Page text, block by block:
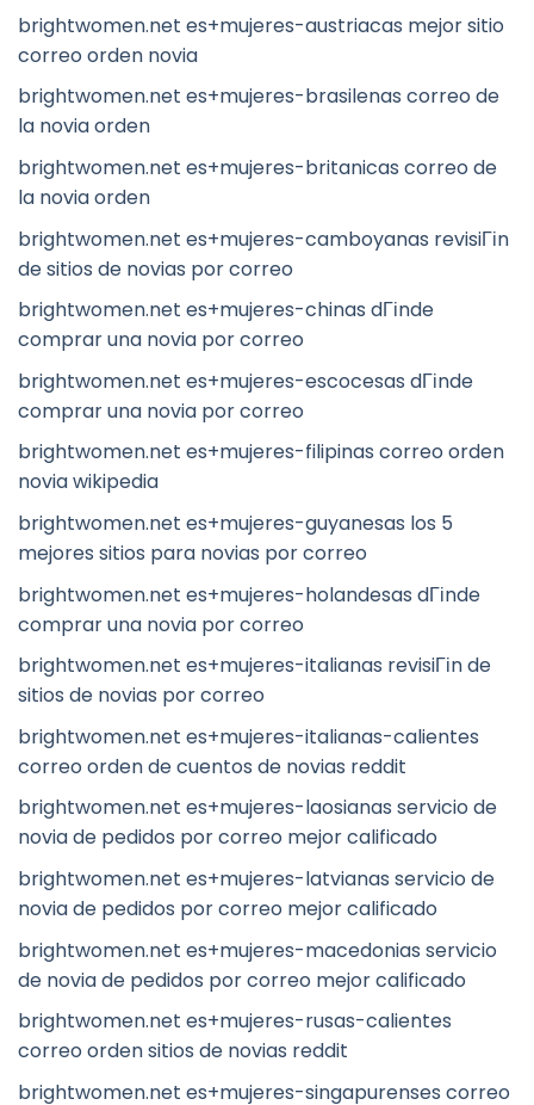
brightwomen.net es+mujeres-austriacas mejor sitio
correo orden novia
brightwomen.net es+mujeres-brasilenas correo de
la novia orden
brightwomen.net es+mujeres-britanicas correo de
la novia orden
brightwomen.net es+mujeres-camboyanas revisiГіn
de sitios de novias por correo
brightwomen.net es+mujeres-chinas dГіnde
comprar una novia por correo
brightwomen.net es+mujeres-escocesas dГіnde
comprar una novia por correo
brightwomen.net es+mujeres-filipinas correo orden
novia wikipedia
brightwomen.net es+mujeres-guyanesas los 5
mejores sitios para novias por correo
brightwomen.net es+mujeres-holandesas dГіnde
comprar una novia por correo
brightwomen.net es+mujeres-italianas revisiГіn de
sitios de novias por correo
brightwomen.net es+mujeres-italianas-calientes
correo orden de cuentos de novias reddit
brightwomen.net es+mujeres-laosianas servicio de
novia de pedidos por correo mejor calificado
brightwomen.net es+mujeres-latvianas servicio de
novia de pedidos por correo mejor calificado
brightwomen.net es+mujeres-macedonias servicio
de novia de pedidos por correo mejor calificado
brightwomen.net es+mujeres-rusas-calientes
correo orden sitios de novias reddit
brightwomen.net es+mujeres-singapurenses correo